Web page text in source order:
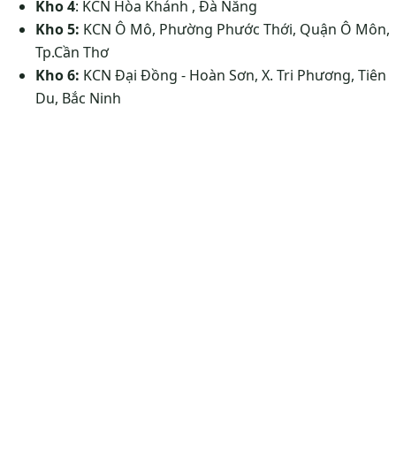
Kho 4: KCN Hòa Khánh , Đà Nẵng
Kho 5: KCN Ô Mô, Phường Phước Thới, Quận Ô Môn,
Tp.Cần Thơ
Kho 6: KCN Đại Đồng - Hoàn Sơn, X. Tri Phương, Tiên
Du, Bắc Ninh